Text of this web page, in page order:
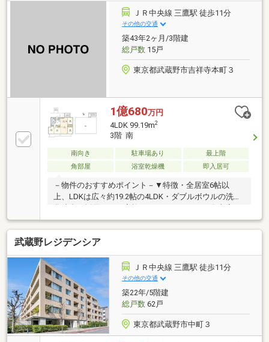
ル:0120-600-390】までお気軽にご連絡ください。
ＪＲ中央線 三鷹駅 徒歩11分
その他の交通
築43年2ヶ月/3階建
総戸数15戸
東京都武蔵野市吉祥寺本町３
1億680万円
4LDK 99.19m2
3階 南
南向き 駐車場あり
最上階
角部屋
浴室乾燥機 即入居可
－物件のおすすめポイント－▼特徴・全居室6帖以
上、LDKは広々約19.2帖の4LDK・ダブルボウルの洗面
能・WIC等の豊富な収納を確保・3室＋リビングが面す
る南向きバルコニー有・屋上専用使用権付(使用料無
償)・駐車場専用使用権付(使用料無償／車種によ
る)▼2026年7月室内リフォーム内容【交換】キッチ
ン、UB、洗面化粧台、トイレ2箇所 等【張替】全室フ
ローリング、全室壁・天井クロス【その他】室内クリ
ーニング 他※バルコニー面積、屋上面積は不明
武蔵野レジデンシア
ＪＲ中央線 三鷹駅 徒歩11分
その他の交通
築22年/5階建
総戸数62戸
東京都武蔵野市中町３